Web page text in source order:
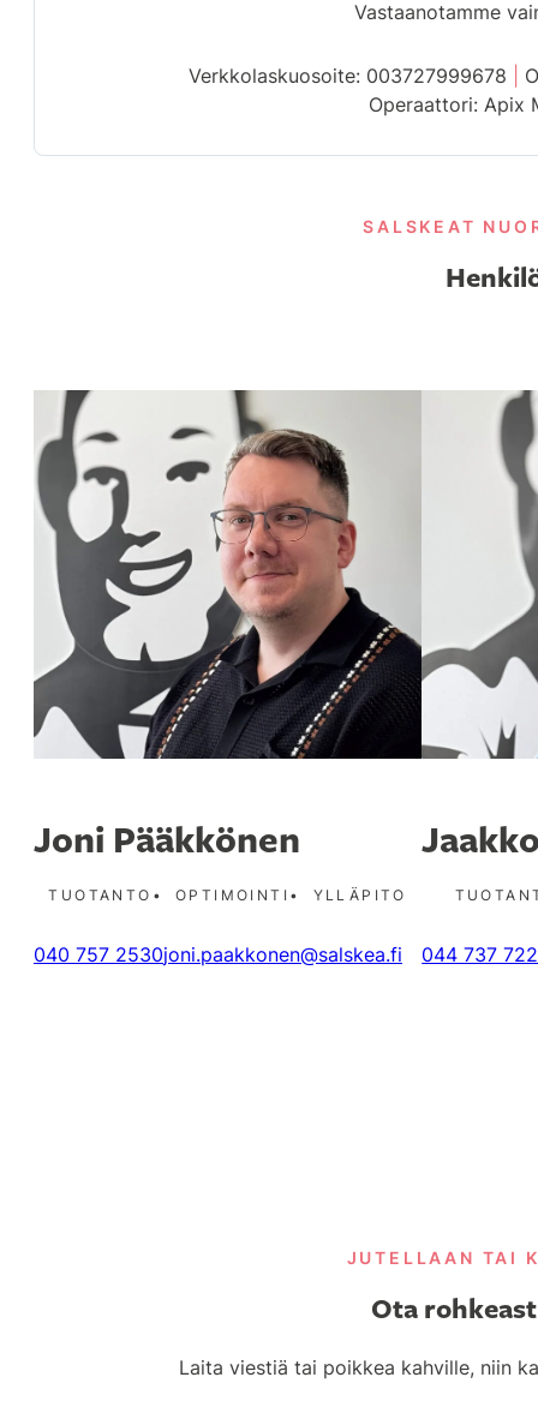
Vastaanotamme
Verkkolaskuosoite: 003727999678
Operaattori: Apix
SALSKEAT
Joni Pääkkönen
TUOTANTO OPTIMOINTI YLLÄPITO
040 757 2530joni.paakkonen@salskea.fi 044 737
JUTELLAAN TAI
Ota
Laita viestiä tai poikkea kahville, niin